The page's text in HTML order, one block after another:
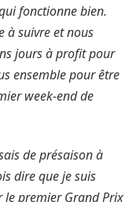
fonctionne bien.
à suivre et nous
jours à profit pour
ensemble pour être
week-end de
de présaison à
dire que je suis
premier Grand Prix